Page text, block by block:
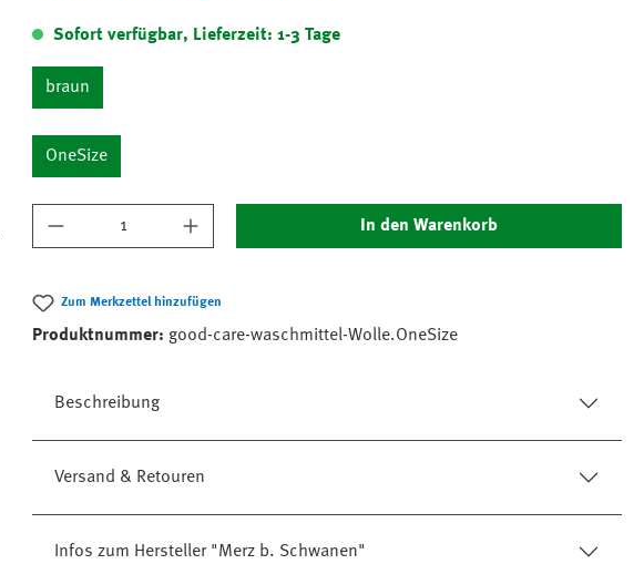
Sofort verfügbar, Lieferzeit: 1-3 Tage
braun
OneSize
Produkt Anzahl: Gib den gewünschten Wert ein
In den Warenkorb
Zum Merkzettel hinzufügen
Produktnummer:good-care-waschmittel-Wolle.OneSize
Beschreibung
Versand & Retouren
Infos zum Hersteller "Merz b. Schwanen"